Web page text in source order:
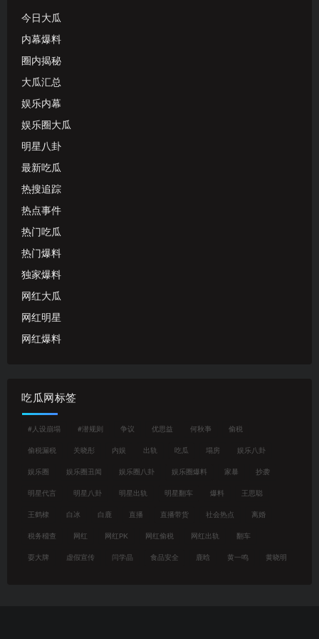
今日大瓜
内幕爆料
圈内揭秘
大瓜汇总
娱乐内幕
娱乐圈大瓜
明星八卦
最新吃瓜
热搜追踪
热点事件
热门吃瓜
热门爆料
独家爆料
网红大瓜
网红明星
网红爆料
吃瓜网标签
#人设崩塌 #潜规则 争议 优思益 何秋亊 偷税
偷税漏税 关晓彤 内娱 出轨 吃瓜 塌房 娱乐八卦
娱乐圈 娱乐圈丑闻 娱乐圈八卦 娱乐圈爆料 家暴 抄袭
明星代言 明星八卦 明星出轨 明星翻车 爆料 王思聪
王鹤棣 白冰 白鹿 直播 直播带货 社会热点 离婚
税务稽查 网红 网红PK 网红偷税 网红出轨 翻车
耍大牌 虚假宣传 闫学晶 食品安全 鹿晗 黄一鸣 黄晓明